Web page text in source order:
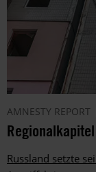
AMNESTY REPORT
Russland setzte